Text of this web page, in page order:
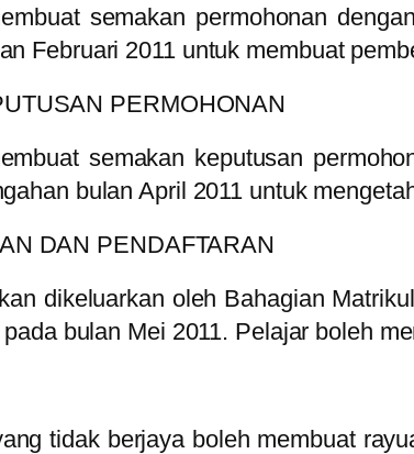
semakan permohonan
Februari 2011 untuk membuat
PERMOHONAN
semakan keputusan
bulan April 2011 untuk
DAN PENDAFTARAN
dikeluarkan oleh Bahagian
bulan Mei 2011. Pelajar boleh
tidak berjaya boleh membuat